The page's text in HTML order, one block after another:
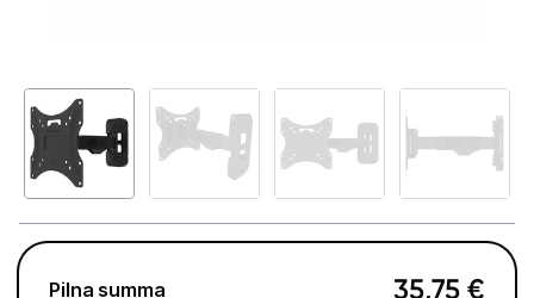
Antenas
Pārsprieguma aizsargi
Tet Virszemes televīzija
Pilna summa 35,75 €